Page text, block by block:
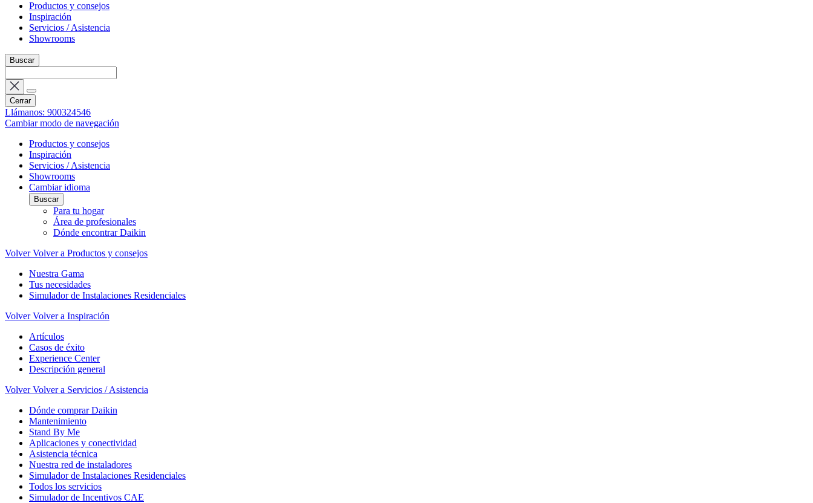
Productos y consejos
Inspiración
Servicios / Asistencia
Showrooms
Buscar
Cerrar
Llámanos: 900324546
Cambiar modo de navegación
Productos y consejos
Inspiración
Servicios / Asistencia
Showrooms
Cambiar idioma
Buscar
Para tu hogar
Área de profesionales
Dónde encontrar Daikin
Volver Volver a Productos y consejos
Nuestra Gama
Tus necesidades
Simulador de Instalaciones Residenciales
Volver Volver a Inspiración
Artículos
Casos de éxito
Experience Center
Descripción general
Volver Volver a Servicios / Asistencia
Dónde comprar Daikin
Mantenimiento
Stand By Me
Aplicaciones y conectividad
Asistencia técnica
Nuestra red de instaladores
Simulador de Instalaciones Residenciales
Todos los servicios
Simulador de Incentivos CAE